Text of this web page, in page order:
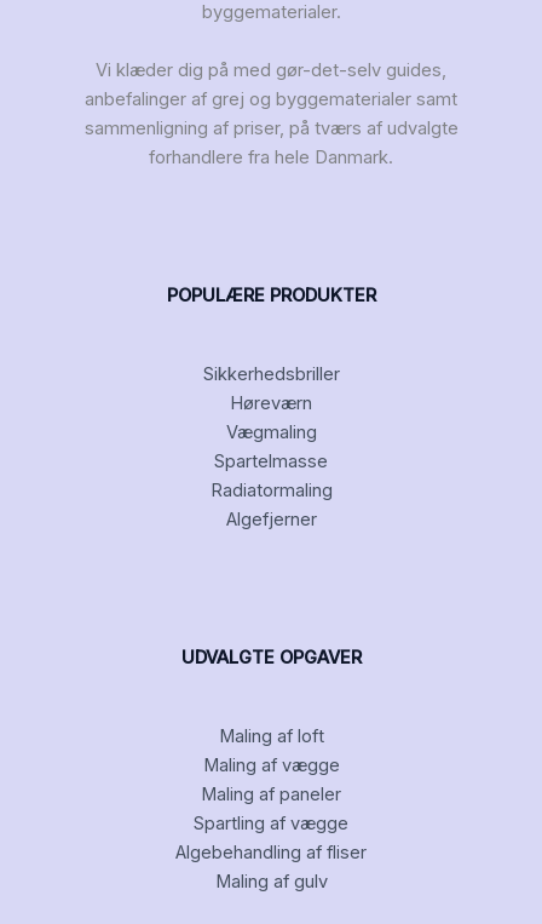
byggematerialer.
Vi klæder dig på med gør-det-selv guides,
anbefalinger af grej og byggematerialer samt
sammenligning af priser, på tværs af udvalgte
forhandlere fra hele Danmark.
POPULÆRE PRODUKTER
Sikkerhedsbriller
Høreværn
Vægmaling
Spartelmasse
Radiatormaling
Algefjerner
UDVALGTE OPGAVER
Maling af loft
Maling af vægge
Maling af paneler
Spartling af vægge
Algebehandling af fliser
Maling af gulv